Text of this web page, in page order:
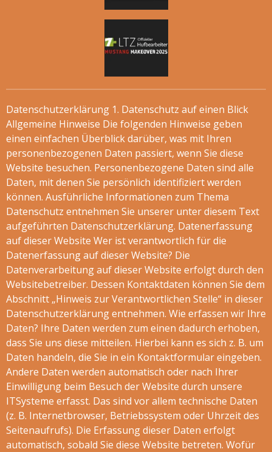
Datenschutzerklärung 1. Datenschutz auf einen Blick
Allgemeine Hinweise Die folgenden Hinweise geben
einen einfachen Überblick darüber, was mit Ihren
personenbezogenen Daten passiert, wenn Sie diese
Website besuchen. Personenbezogene Daten sind alle
Daten, mit denen Sie persönlich identifiziert werden
können. Ausführliche Informationen zum Thema
Datenschutz entnehmen Sie unserer unter diesem Text
aufgeführten Datenschutzerklärung. Datenerfassung
auf dieser Website Wer ist verantwortlich für die
Datenerfassung auf dieser Website? Die
Datenverarbeitung auf dieser Website erfolgt durch den
Websitebetreiber. Dessen Kontaktdaten können Sie dem
Abschnitt „Hinweis zur Verantwortlichen Stelle“ in dieser
Datenschutzerklärung entnehmen. Wie erfassen wir Ihre
Daten? Ihre Daten werden zum einen dadurch erhoben,
dass Sie uns diese mitteilen. Hierbei kann es sich z. B. um
Daten handeln, die Sie in ein Kontaktformular eingeben.
Andere Daten werden automatisch oder nach Ihrer
Einwilligung beim Besuch der Website durch unsere
ITSysteme erfasst. Das sind vor allem technische Daten
(z. B. Internetbrowser, Betriebssystem oder Uhrzeit des
Seitenaufrufs). Die Erfassung dieser Daten erfolgt
automatisch, sobald Sie diese Website betreten. Wofür